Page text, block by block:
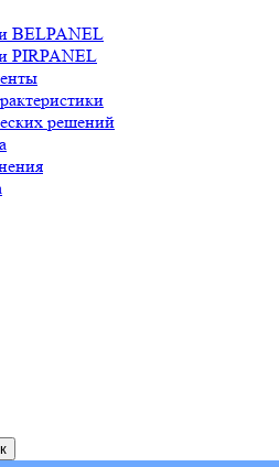
BELPANEL
PIRPANEL
решений